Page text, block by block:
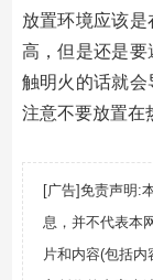
放置环境应该
高，但是还是
触明火的话就
注意不要放置在
[广告]免责声明:
息，并不代表本
片和内容(包括